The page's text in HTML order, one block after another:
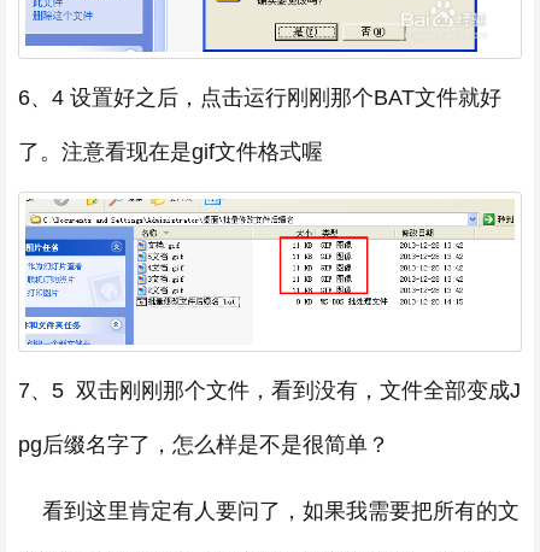
6、4 设置好之后，点击运行刚刚那个BAT文件就好
了。注意看现在是gif文件格式喔
7、5 双击刚刚那个文件，看到没有，文件全部变成J
pg后缀名字了，怎么样是不是很简单？
看到这里肯定有人要问了，如果我需要把所有的文